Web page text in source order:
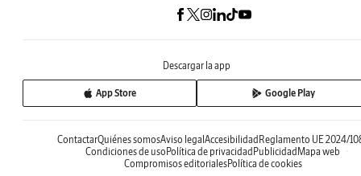
Descargar la app
App Store Google Play
ContactarQuiénes somosAviso legal Accesibilidad Reglamento UE 2024/
Condiciones de uso Política de privacidad Publicidad Mapa web
Compromisos editorialesPolítica de cookies